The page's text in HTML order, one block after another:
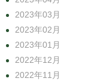
2023年03月
2023年02月
2023年01月
2022年12月
2022年11月